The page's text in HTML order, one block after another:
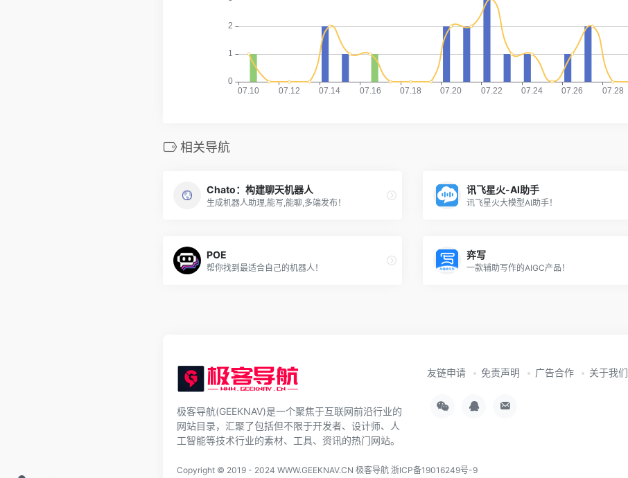
相关导航
Chato：构建聊天机器人
生成机器人助理,能写,能聊,多端发布！
讯飞星火-AI助手
讯飞星火大模型AI助手！
POE
帮你找到最适合自己的机器人！
弈写
一款辅助写作的AIGC产品！
极客导航(GEEKNAV)是一个聚焦于互联网前沿行业的
网站目录，汇聚了包括但不限于开发者、设计师、人
工智能等技术行业的素材、工具、资讯的热门网站。
友链申请 免责声明 广告合作 关于我们
Copyright © 2019 - 2024 WWW.GEEKNAV.CN 极客导航 浙ICP备19016249号-9